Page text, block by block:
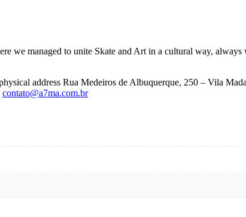
we managed to unite Skate and Art in a cultural way,
address Rua Medeiros de Albuquerque, 250 – Vila
contato@a7ma.com.br